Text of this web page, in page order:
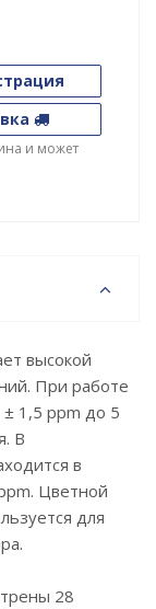
и может
высокой
При работе
± 1,5 ppm до 5
В
в
Цветной
для
28